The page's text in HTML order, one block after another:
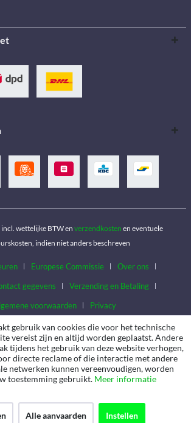
wettelijke BTW en verzendkosten en eventuele
indien niet anders beschreven
Europese Commissie
Over ons
gegevens
Verzending en Betaling
voorwaarden
Privacy
gebruik van cookies die voor het technische
vereist zijn en altijd worden geplaatst. Andere
tijdens het gebruik van deze website verhogen,
directe reclame of die interactie met andere
netwerken kunnen vereenvoudigen, worden
toestemming gebruikt. Meer informatie
Alle aanvaarden Instellen